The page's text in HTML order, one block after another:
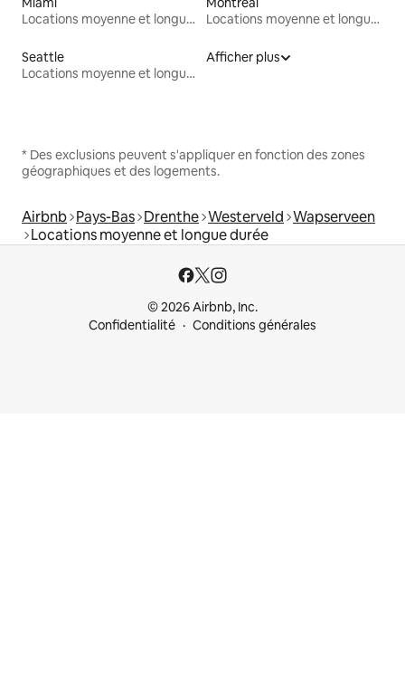
Locations moyenne et longue durée
Locations moyenne et longue durée
Seattle
Locations moyenne et longue durée
Afficher plus
* Des exclusions peuvent s'appliquer en fonction des zones
géographiques et des logements.
Airbnb Pays-Bas Drenthe Westerveld Wapserveen
Locations moyenne et longue durée
© 2026 Airbnb, Inc.
Confidentialité
Conditions générales